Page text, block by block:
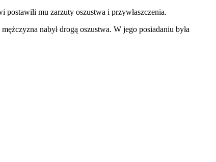
mu zarzuty oszustwa i przywłaszczenia.
nabył drogą oszustwa. W jego posiadaniu była